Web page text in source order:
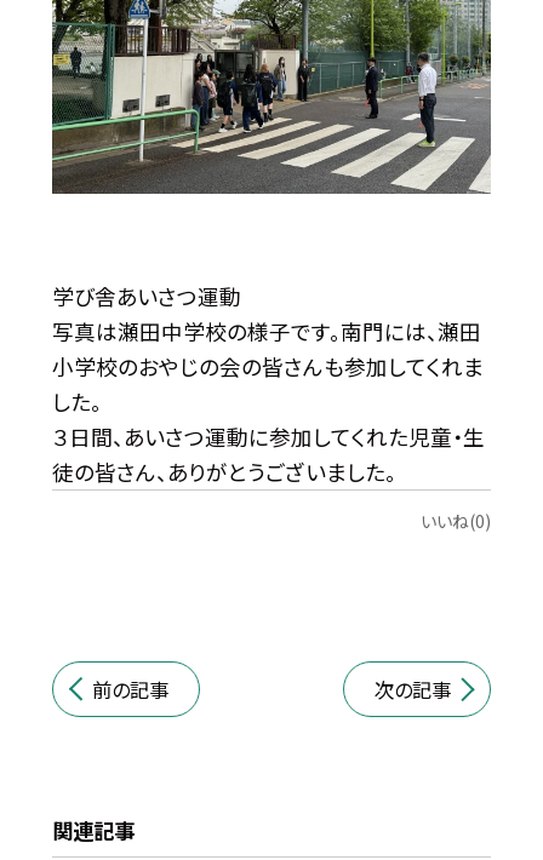
学び舎あいさつ運動
写真は瀬田中学校の様子です。南門には、瀬田
小学校のおやじの会の皆さんも参加してくれま
した。
３日間、あいさつ運動に参加してくれた児童・生
徒の皆さん、ありがとうございました。
いいね(0)
前の記事 次の記事
関連記事